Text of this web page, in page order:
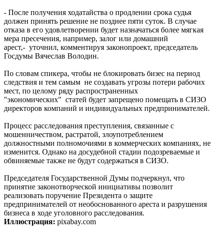
- После получения ходатайства о продлении срока судья
должен принять решение не позднее пяти суток. В случае
отказа в его удовлетворении будет назначаться более мягкая
мера пресечения, например, залог или домашний
арест,- уточнил, комментируя законопроект, председатель
Госдумы Вячеслав Володин.
По словам спикера, чтобы не блокировать бизес на период
следствия и тем самым не создавать угрозы потери рабочих
мест, по целому ряду распространенных
"экономических" статей будет запрещено помещать в СИЗО
директоров компаний и индивидуальных предпринимателей.
Процесс расследования преступления, связанные с
мошенничеством, растратой, злоупотреблением
должностными полномочиями в коммерческих компаниях, не
изменится. Однако на досудебной стадии подозреваемые и
обвиняемые также не будут содержаться в СИЗО.
Председателя Государственной Думы подчеркнул, что
принятие законотворческой инициативы позволит
реализовать поручение Президента о защите
предпринимателей от необоснованного ареста и разрушения
бизнеса в ходе уголовного расследования.
Иллюстрация: pixabay.com